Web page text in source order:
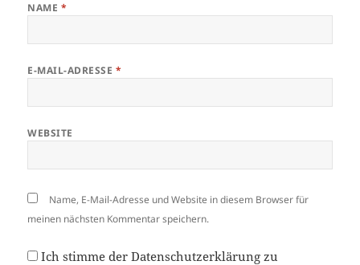
NAME *
E-MAIL-ADRESSE *
WEBSITE
Name, E-Mail-Adresse und Website in diesem Browser für
meinen nächsten Kommentar speichern.
Ich stimme derDatenschutzerklärung zu